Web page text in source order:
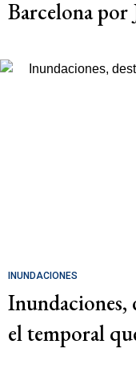
Barcelona por
INUNDACIONES
Inundaciones,
el temporal